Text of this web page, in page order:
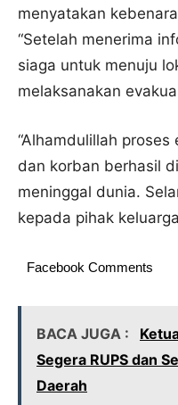
menyatakan
“Setelah menerima
siaga untuk menuju
melaksanakan
“Alhamdulillah
dan korban berhasil
meninggal dunia.
kepada pihak
Facebook Comments
BACA JUGA :
Segera RUPS dan
Daerah